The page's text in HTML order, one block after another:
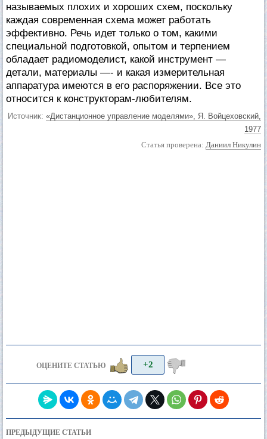
называемых плохих и хороших схем, поскольку
каждая современная схема может работать
эффективно. Речь идет только о том, какими
специальной подготовкой, опытом и терпением
обладает радиомоделист, какой инструмент —
детали, материалы —- и какая измерительная
аппаратура имеются в его распоряжении. Все это
относится к конструкторам-любителям.
Источник: «Дистанционное управление моделями», Я. Войцеховский,
1977
Статья проверена: Даниил Никулин
ОЦЕНИТЕ СТАТЬЮ +2
ПРЕДЫДУЩИЕ СТАТЬИ